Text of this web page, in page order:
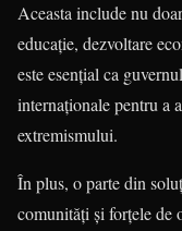
Aceasta include nu
educație, dezvoltare
este esențial ca
internaționale pentru a
extremismului.
În plus, o parte din
comunități și forțele de